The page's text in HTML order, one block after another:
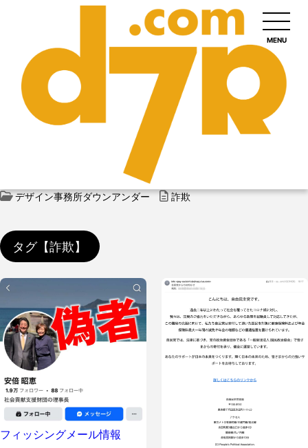
MENU
デザイン事務所ダウンアンダー 詐欺
タグ【詐欺】
フィッシングメール情報